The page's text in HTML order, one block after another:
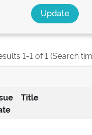
1-1 of 1 (Search
Title